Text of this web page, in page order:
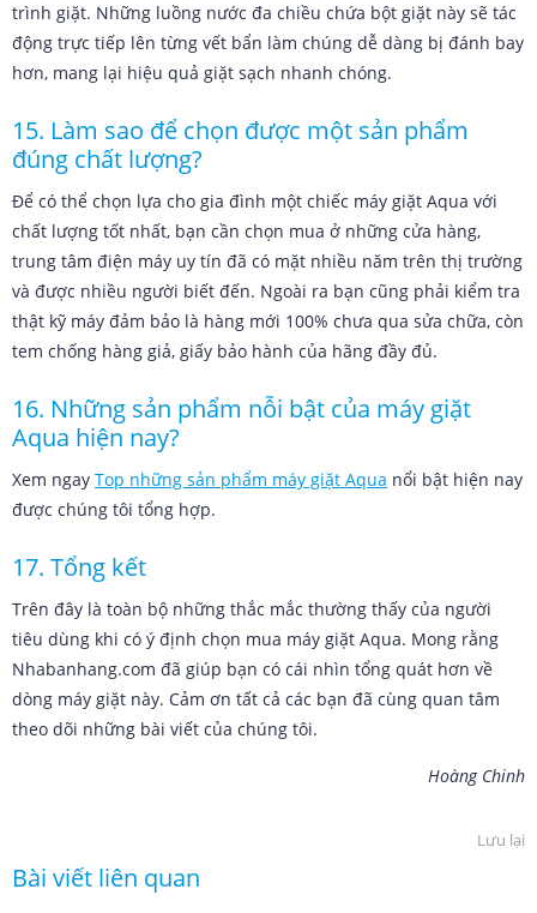
trình giặt. Những luồng nước đa chiều chứa bột giặt này sẽ tác
động trực tiếp lên từng vết bẩn làm chúng dễ dàng bị đánh bay
hơn, mang lại hiệu quả giặt sạch nhanh chóng.
15. Làm sao để chọn được một sản phẩm
đúng chất lượng?
Để có thể chọn lựa cho gia đình một chiếc máy giặt Aqua với
chất lượng tốt nhất, bạn cần chọn mua ở những cửa hàng,
trung tâm điện máy uy tín đã có mặt nhiều năm trên thị trường
và được nhiều người biết đến. Ngoài ra bạn cũng phải kiểm tra
thật kỹ máy đảm bảo là hàng mới 100% chưa qua sửa chữa, còn
tem chống hàng giả, giấy bảo hành của hãng đầy đủ.
16. Những sản phẩm nỗi bật của máy giặt
Aqua hiện nay?
Xem ngay Top những sản phẩm máy giặt Aqua nổi bật hiện nay
được chúng tôi tổng hợp.
17. Tổng kết
Trên đây là toàn bộ những thắc mắc thường thấy của người
tiêu dùng khi có ý định chọn mua máy giặt Aqua. Mong rằng
Nhabanhang.com đã giúp bạn có cái nhìn tổng quát hơn về
dòng máy giặt này. Cảm ơn tất cả các bạn đã cùng quan tâm
theo dõi những bài viết của chúng tôi.
Hoàng Chinh
Lưu lại
Bài viết liên quan